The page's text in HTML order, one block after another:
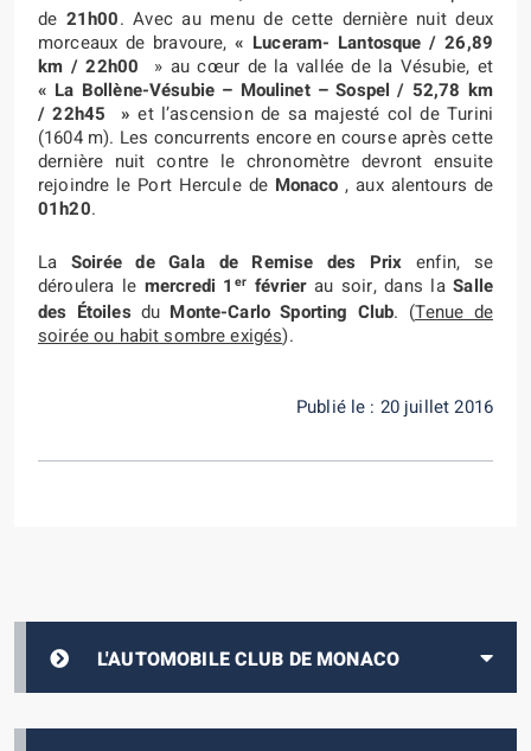
L'AUTOMOBILE CLUB DE MONACO
de 21h00. Avec au menu de cette dernière nuit deux
morceaux de bravoure,« Luceram- Lantosque/ 26,89
km / 22h00
» au cœur de la vallée de la Vésubie, et
« La Bollène-Vésubie – Moulinet – Sospel/ 52,78 km
/ 22h45
»et l’ascension de sa majesté col de Turini
(1604 m). Les concurrents encore en course après cette
dernière nuit contre le chronomètre devront ensuite
rejoindre le Port Hercule de Monaco, aux alentours de
01h20.
La Soirée de Gala de Remise des Prix enfin, se
déroulera le mercredi 1 erfévrierau soir, dans laSalle
des Étoiles du Monte-Carlo Sporting Club. (Tenue de
soirée ou habit sombre exigés).
Publié le : 20 juillet 2016